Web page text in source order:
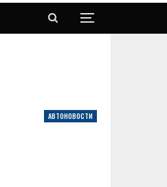
АВТОНОВОСТИ